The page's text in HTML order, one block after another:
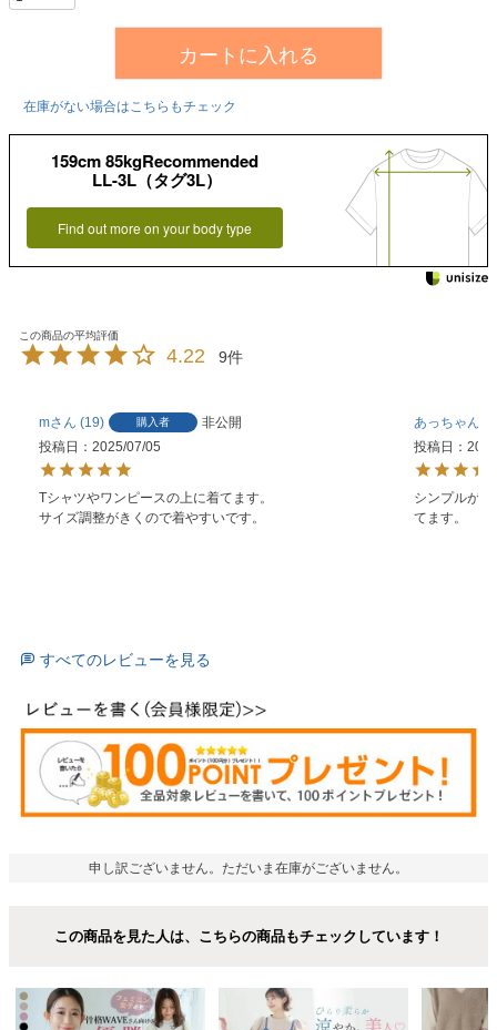
カートに入れる
在庫がない場合はこちらもチェック
159cm 85kgRecommended
LL-3L（タグ3L）
Find out more on your body type
4.22 9
m 19 購入者
非公開
投稿日
2025/07/05
Tシャツやワンピースの上に着てます。
サイズ調整がきくので着やすいです。
あっちゃん
投稿日
シンプルが
てます。
すべてのレビューを見る
申し訳ございません。ただいま在庫がございません。
この商品を見た人は、こちらの商品もチェックしています！